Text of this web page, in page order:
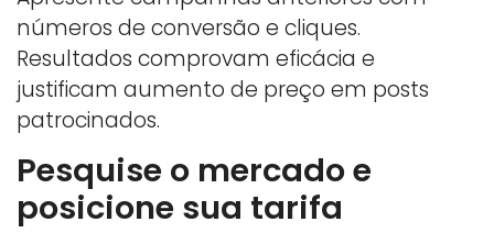
números de conversão e cliques.
Resultados comprovam eficácia e
justificam aumento de preço em posts
patrocinados.
Pesquise o mercado e
posicione sua tarifa